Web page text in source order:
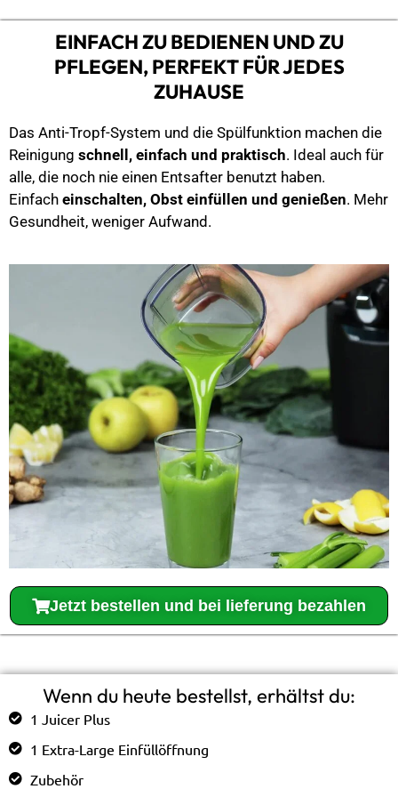
EINFACH ZU BEDIENEN UND ZU
PFLEGEN, PERFEKT FÜR JEDES
ZUHAUSE
Das Anti-Tropf-System und die Spülfunktion machen die
Reinigung schnell, einfach und praktisch. Ideal auch für
alle, die noch nie einen Entsafter benutzt haben.
Einfach einschalten, Obst einfüllen und genießen. Mehr
Gesundheit, weniger Aufwand.
Jetzt bestellen und bei lieferung bezahlen
Wenn du heute bestellst, erhältst du:
1 Juicer Plus
1 Extra-Large Einfüllöffnung
Zubehör